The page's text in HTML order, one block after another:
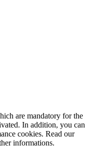
are mandatory for the
In addition, you can
cookies. Read our
informations.